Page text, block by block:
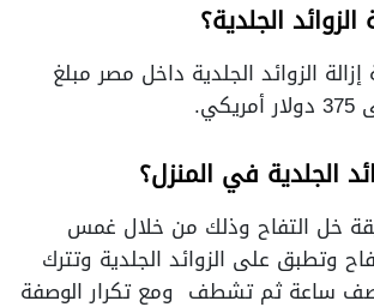
الجلدية؟
الزوائد الجلدية داخل مصر مبلغ
الجلدية في المنزل؟
خل التفاح وذلك من خلال غمس
وتطبق على الزوائد الجلدية وتترك
ساعة ثم تشطف ومع تكرار الوصفة